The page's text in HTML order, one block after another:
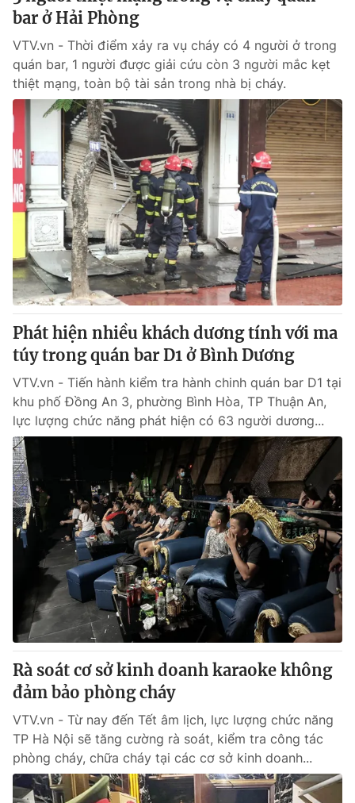
bar ở Hải Phòng
VTV.vn - Thời điểm xảy ra vụ cháy có 4 người ở trong
quán bar, 1 người được giải cứu còn 3 người mắc kẹt
thiệt mạng, toàn bộ tài sản trong nhà bị cháy.
Phát hiện nhiều khách dương tính với ma
túy trong quán bar D1 ở Bình Dương
VTV.vn - Tiến hành kiểm tra hành chinh quán bar D1 tại
khu phố Đồng An 3, phường Bình Hòa, TP Thuận An,
lực lượng chức năng phát hiện có 63 người dương...
Rà soát cơ sở kinh doanh karaoke không
đảm bảo phòng cháy
VTV.vn - Từ nay đến Tết âm lịch, lực lượng chức năng
TP Hà Nội sẽ tăng cường rà soát, kiểm tra công tác
phòng cháy, chữa cháy tại các cơ sở kinh doanh...